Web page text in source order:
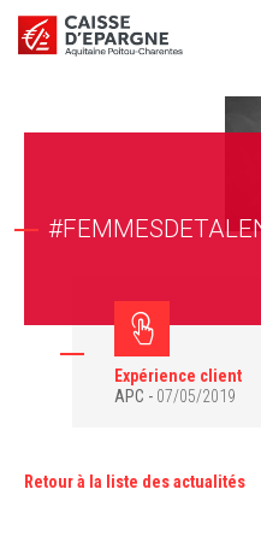
Expérience client
APC
07/05/2019
Retour à la liste des actualités